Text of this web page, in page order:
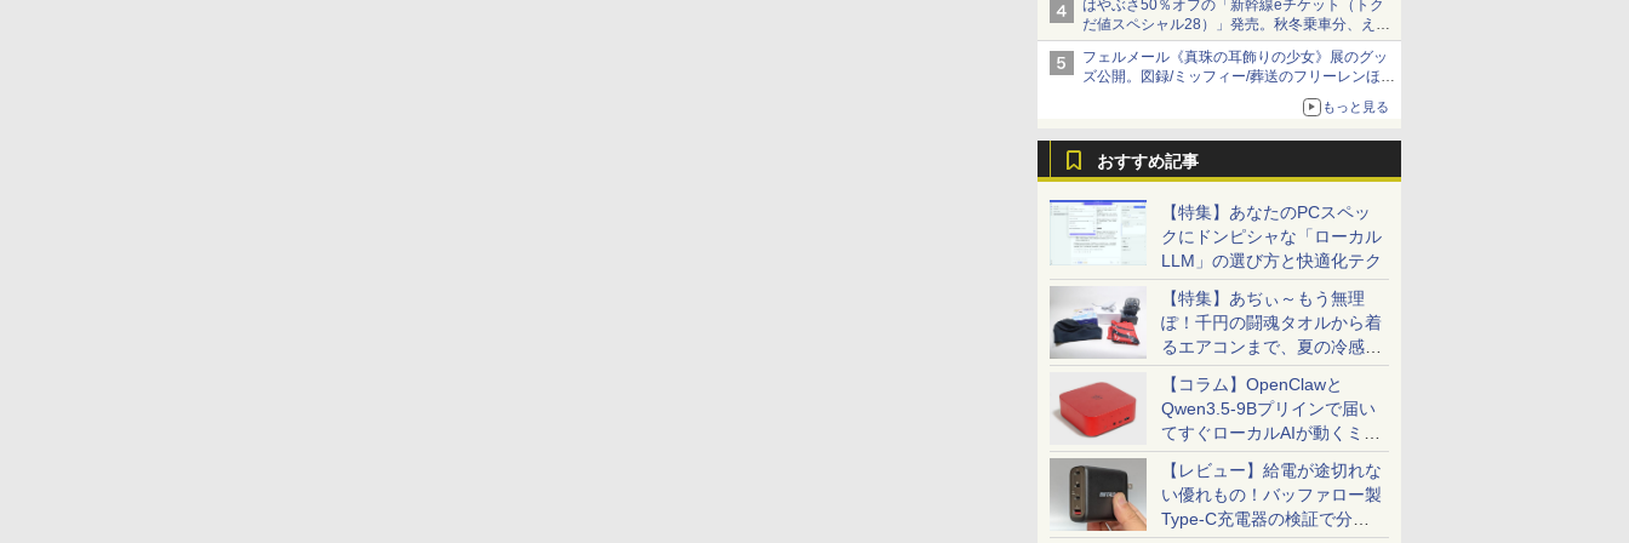
はやぶさ50％オフの「新幹線eチケット（トク
だ値スペシャル28）」発売。秋冬乗車分、えき
ねっと限定
フェルメール《真珠の耳飾りの少女》展のグッ
ズ公開。図録/ミッフィー/葬送のフリーレンほ
もっと見る
おすすめ記事
【特集】あなたのPCスペッ
クにドンピシャな「ローカル
LLM」の選び方と快適化テク
【特集】あぢぃ～もう無理
ぽ！千円の闘魂タオルから着
るエアコンまで、夏の冷感グ
ッズ一挙紹介
【コラム】OpenClawと
Qwen3.5-9Bプリインで届い
てすぐローカルAIが動くミニ
PC「SER9 Pro」
【レビュー】給電が途切れな
い優れもの！バッファロー製
Type-C充電器の検証で分か